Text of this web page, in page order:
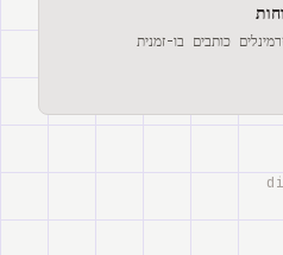
כותבים בו-זמנית